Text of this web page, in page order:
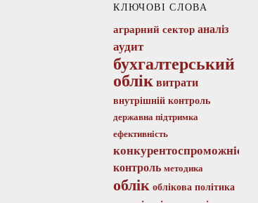
КЛЮЧОВІ СЛОВА
аграрний сектор аналіз
аудит
бухгалтерський
облік витрати
внутрішній контроль
державна підтримка
ефективність
конкурентоспроможність
контроль методика
облік облікова політика